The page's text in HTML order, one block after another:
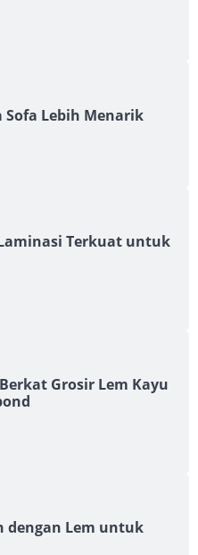
Sofa Lebih Menarik
Terkuat untuk
Grosir Lem Kayu
dengan Lem untuk